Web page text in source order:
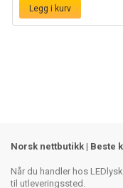
Legg i kurv
Norsk nettbutikk | Beste
Når du handler hos
til utleveringssted.